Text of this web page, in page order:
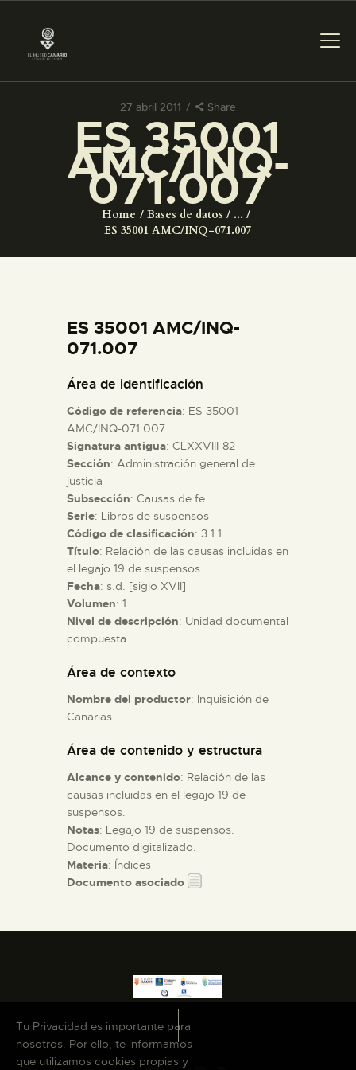
27 abril 2011 Share
ES 35001
AMC/INQ-
071.007
Home Bases de datos
...
ES 35001 AMC/INQ-071.007
PREPARAR LA VISITA
ACTIVIDADES
COLECCIONES
ESPAÑOL
PREPARAR LA VISITA
ACTIVIDADES
█
EL MUSEO
DIDÁCTICA
ESPAÑOL
ES 35001 AMC/INQ-
071.007
Área de identificación
Código de referencia: ES 35001
AMC/INQ-071.007
Signatura antigua: CLXXVIII-82
Sección: Administración general de
justicia
Subsección: Causas de fe
Serie: Libros de suspensos
Código de clasificación: 3.1.1
Título: Relación de las causas incluidas en
el legajo 19 de suspensos.
Fecha: s.d. [siglo XVII]
Volumen: 1
Nivel de descripción: Unidad documental
compuesta
Área de contexto
Nombre del productor: Inquisición de
Canarias
Área de contenido y estructura
Alcance y contenido: Relación de las
causas incluidas en el legajo 19 de
suspensos.
Notas: Legajo 19 de suspensos.
Documento digitalizado.
Materia: Índices
Documento asociado
Tu Privacidad es importante para
nosotros. Por ello, te informamos
que utilizamos cookies propias y